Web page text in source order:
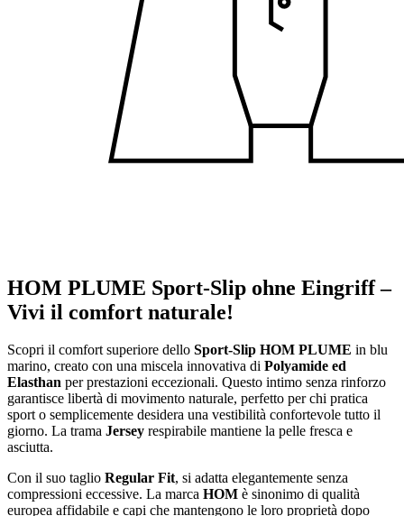
HOM PLUME Sport-Slip ohne Eingriff –
Vivi il comfort naturale!
Scopri il comfort superiore dello Sport-Slip HOM PLUME in blu
marino, creato con una miscela innovativa di Polyamide ed
Elasthan per prestazioni eccezionali. Questo intimo senza rinforzo
garantisce libertà di movimento naturale, perfetto per chi pratica
sport o semplicemente desidera una vestibilità confortevole tutto il
giorno. La trama Jersey respirabile mantiene la pelle fresca e
asciutta.
Con il suo taglio Regular Fit, si adatta elegantemente senza
compressioni eccessive. La marca HOM è sinonimo di qualità
europea affidabile e capi che mantengono le loro proprietà dopo